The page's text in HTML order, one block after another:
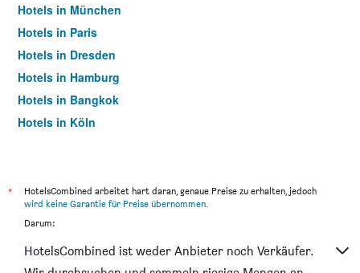
Hotels in München
Hotels in Paris
Hotels in Dresden
Hotels in Hamburg
Hotels in Bangkok
Hotels in Köln
*
HotelsCombined arbeitet hart daran, genaue Preise zu erhalten, jedoch
wird keine Garantie für Preise übernommen.
Darum:
HotelsCombined ist weder Anbieter noch Verkäufer.